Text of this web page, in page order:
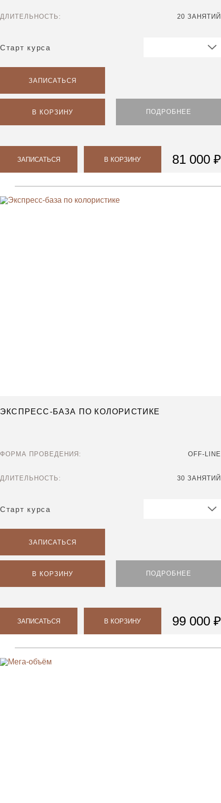
ДЛИТЕЛЬНОСТЬ: 20 ЗАНЯТИЙ
Старт курса
ЗАПИСАТЬСЯ
В КОРЗИНУ ПОДРОБНЕЕ
ЗАПИСАТЬСЯ В КОРЗИНУ 81 000 ₽
ЭКСПРЕСС-БАЗА ПО КОЛОРИСТИКЕ
ФОРМА ПРОВЕДЕНИЯ: OFF-LINE
ДЛИТЕЛЬНОСТЬ: 30 ЗАНЯТИЙ
Старт курса
ЗАПИСАТЬСЯ
В КОРЗИНУ ПОДРОБНЕЕ
ЗАПИСАТЬСЯ В КОРЗИНУ 99 000 ₽